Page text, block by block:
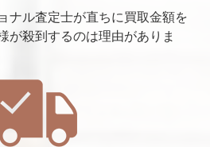
ナル査定士が直ちに買取金額を
が殺到するのは理由がありま